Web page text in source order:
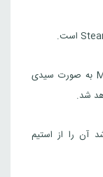
بعد از خرید, Middle-earth Shadow of War به صورت سیدی
شد.
آن را از استیم